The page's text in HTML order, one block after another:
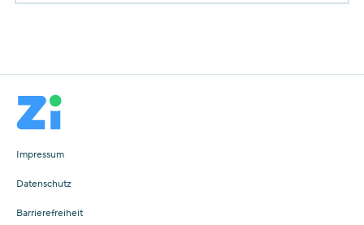
Impressum
Datenschutz
Barrierefreiheit